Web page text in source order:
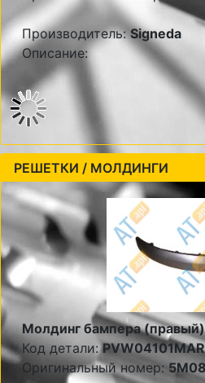
Производитель:Signeda
Описание:
РЕШЕТКИ / МОЛДИНГИ
Молдинг бампера (правый)
Код детали: PVW04101MAR
Оригинальный номер: